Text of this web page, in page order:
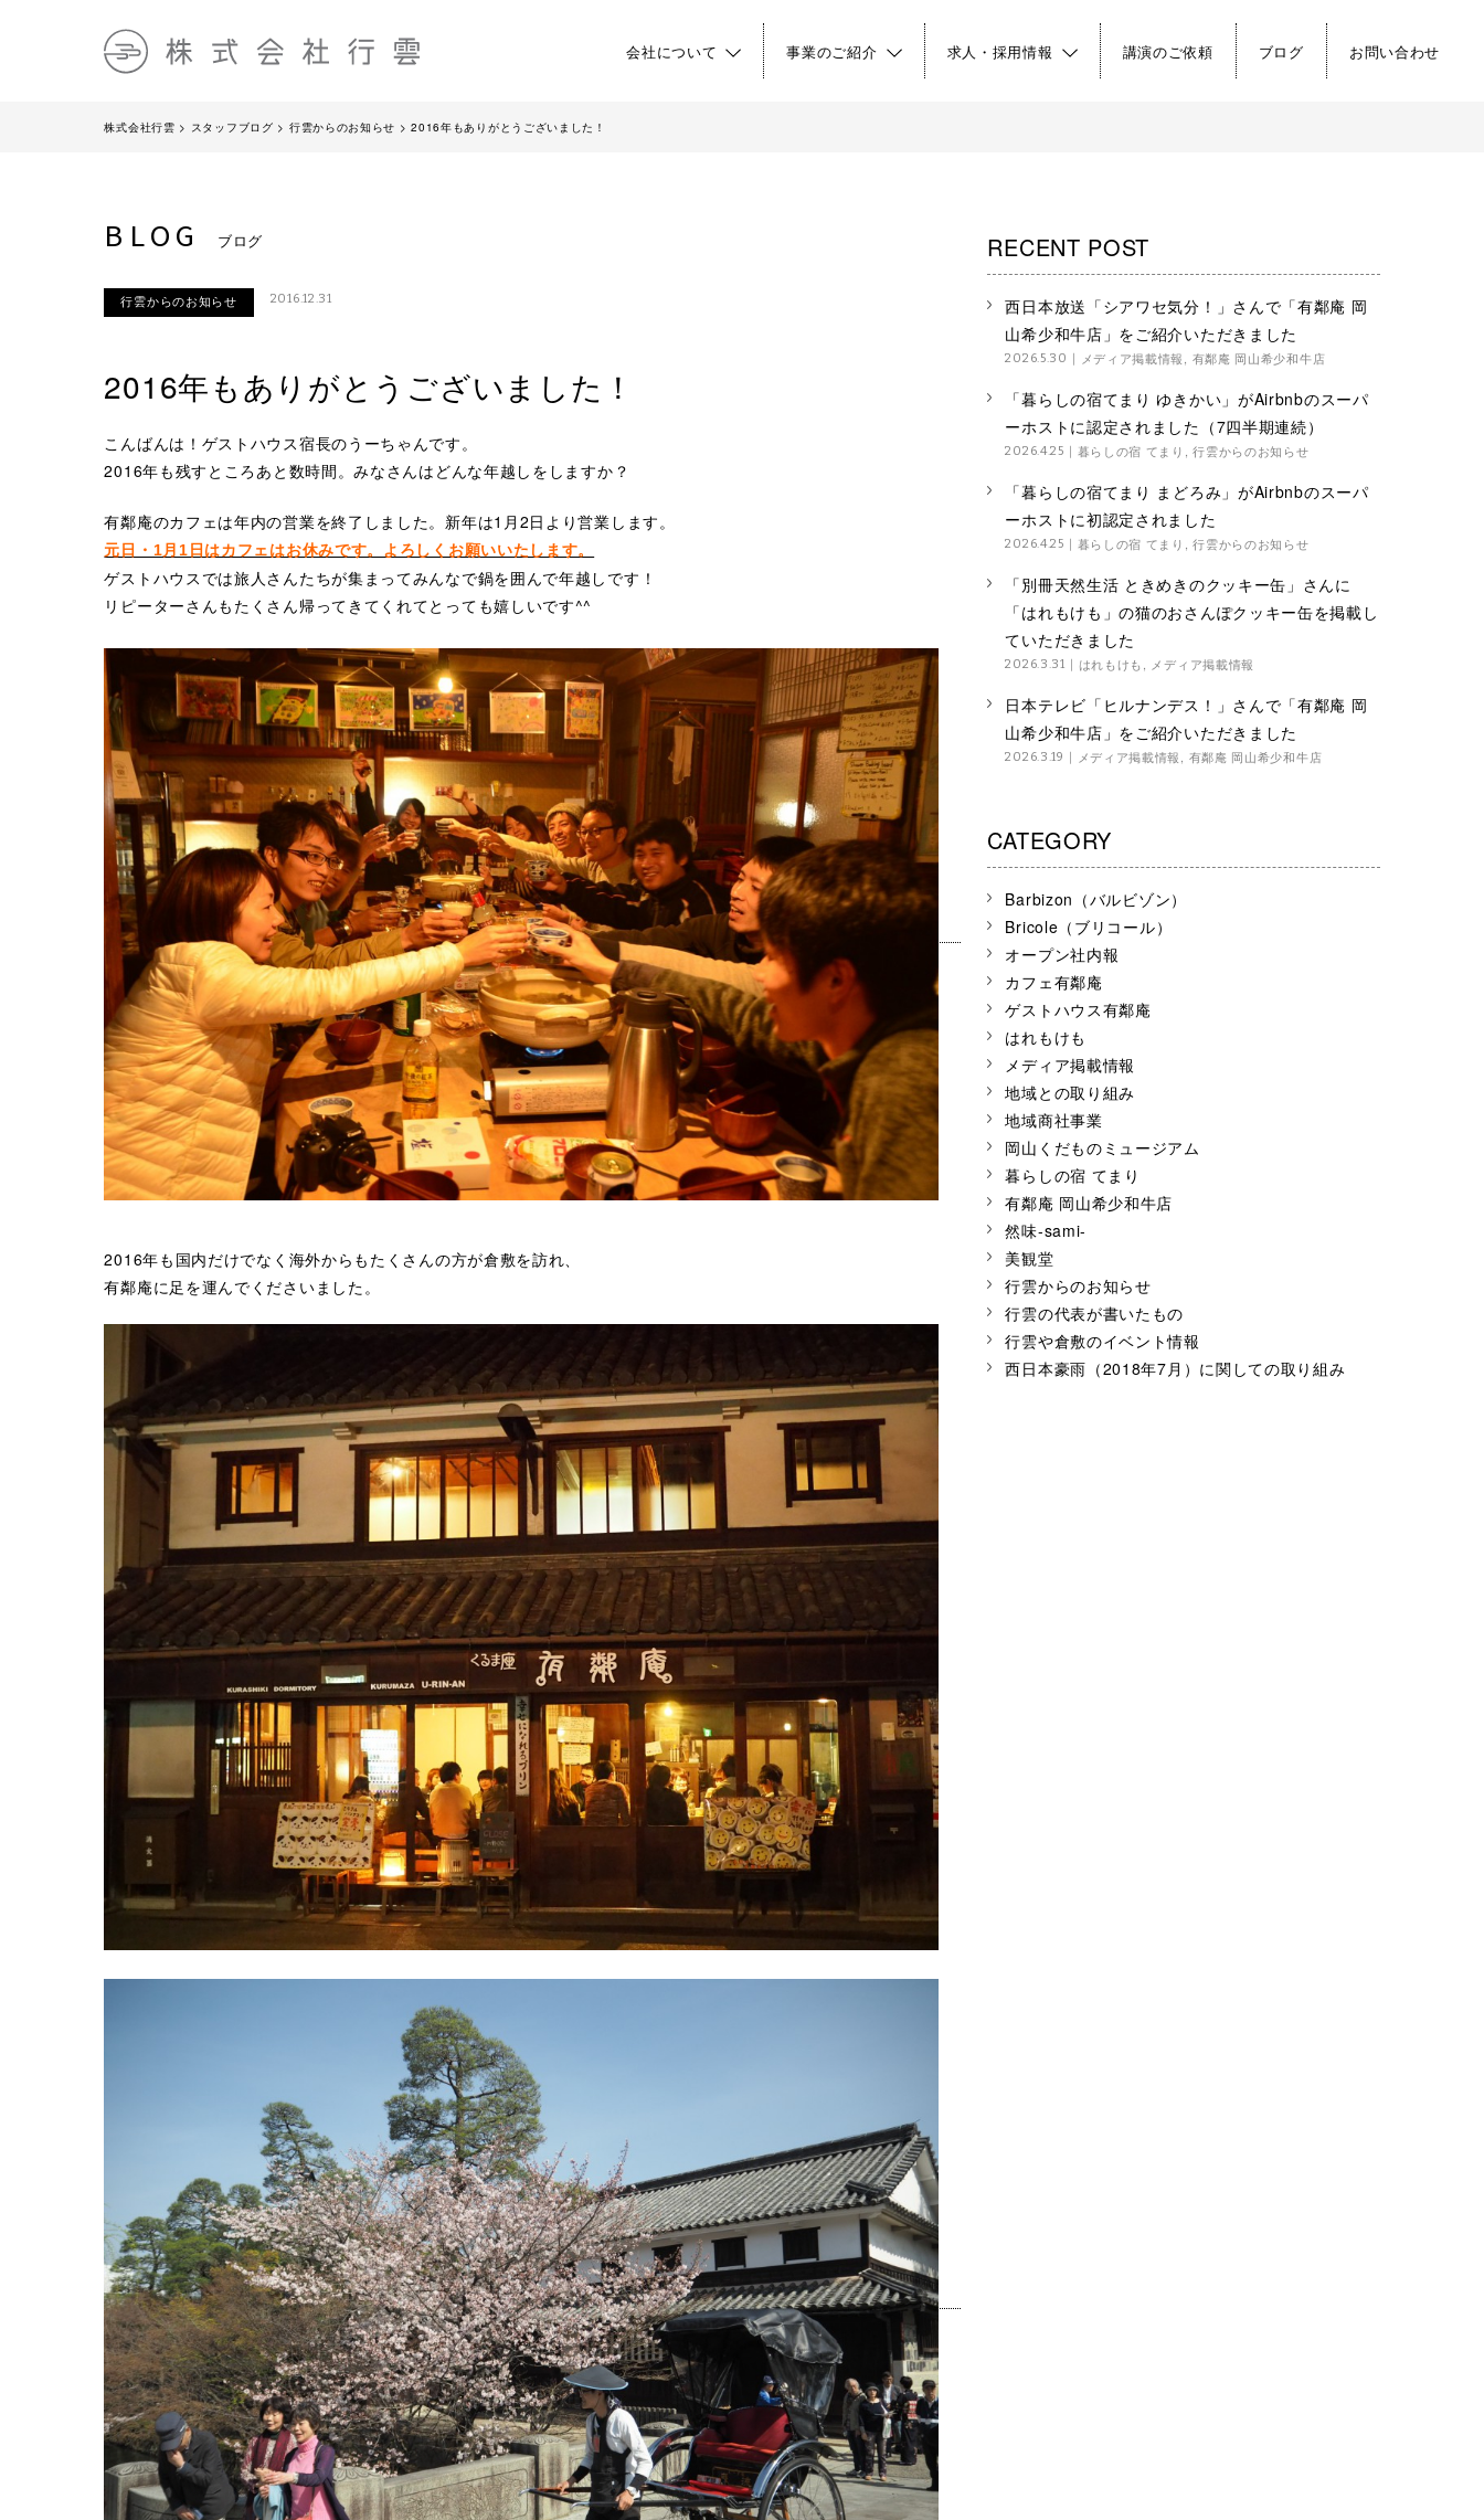
会社について 事業のご紹介 求人・採用情報 講演のご依頼 ブログ お問い合わせ
株式会社行雲 > スタッフブログ > 行雲からのお知らせ >2016年もありがとうございました！
BLOG ブログ
行雲からのお知らせ 2016.12.31
2016年もありがとうございました！
こんばんは！ゲストハウス宿長のうーちゃんです。
2016年も残すところあと数時間。みなさんはどんな年越しをしますか？
有鄰庵のカフェは年内の営業を終了しました。新年は1月2日より営業します。
元日・1月1日はカフェはお休みです。よろしくお願いいたします。
ゲストハウスでは旅人さんたちが集まってみんなで鍋を囲んで年越しです！
リピーターさんもたくさん帰ってきてくれてとっても嬉しいです^^
2016年も国内だけでなく海外からもたくさんの方が倉敷を訪れ、
有鄰庵に足を運んでくださいました。
RECENT POST
西日本放送「シアワセ気分！」さんで「有鄰庵 岡
山希少和牛店」をご紹介いただきました
2026.5.30 メディア掲載情報 有鄰庵 岡山希少和牛店
「暮らしの宿てまり ゆきかい」がAirbnbのスーパ
ーホストに認定されました（7四半期連続）
2026.4.25 暮らしの宿 てまり ,行雲からのお知らせ
「暮らしの宿てまり まどろみ」がAirbnbのスーパ
ーホストに初認定されました
2026.4.25 暮らしの宿 てまり ,行雲からのお知らせ
「別冊天然生活 ときめきのクッキー缶」さんに
「はれもけも」の猫のおさんぽクッキー缶を掲載し
ていただきました
2026.3.31 はれもけも メディア掲載情報
日本テレビ「ヒルナンデス！」さんで「有鄰庵 岡
山希少和牛店」をご紹介いただきました
2026.3.19 メディア掲載情報 有鄰庵 岡山希少和牛店
CATEGORY
Barbizon（バルビゾン）
Bricole（ブリコール）
オープン社内報
カフェ有鄰庵
ゲストハウス有鄰庵
はれもけも
メディア掲載情報
地域との取り組み
地域商社事業
岡山くだものミュージアム
暮らしの宿 てまり
有鄰庵 岡山希少和牛店
然味-sami-
美観堂
行雲からのお知らせ
行雲の代表が書いたもの
行雲や倉敷のイベント情報
西日本豪雨（2018年7月）に関しての取り組み